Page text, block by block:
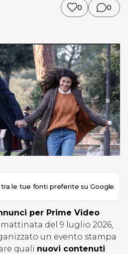
0 0
le tue fonti preferite su Google
per Prime Video
del 9 luglio 2026,
un evento stampa
quali nuovi contenuti